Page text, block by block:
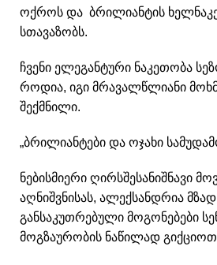
ოქროს და ბრილიანტის
სთავაზობს.
ჩვენი ელეგანტური ნაკეთობა
როდია, იგი მრავალწლიანი
შექმნილი.
„ბრილიანტები და ოჯახი
ნებისმიერი ღირსშესანიშნავი
აღნიშვნისას, ალექსანდრია
განსაკუთრებული მოგონებები
მოგზაურობის ნაწილად